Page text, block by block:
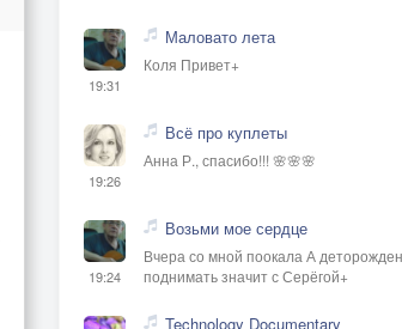
19:31
Маловато лета
Коля Привет+
19:26
Всё про куплеты
Анна Р., спасибо!!! 🌸🌸🌸
19:24
Возьми мое сердце
Вчера со мной поокала А
поднимать значит с Серёгой+
Technology Documentary